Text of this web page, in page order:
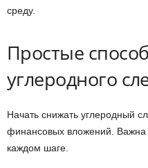
среду.
Простые
углеродного
Начать снижать углеродный
финансовых вложений. Важна
каждом шаге.